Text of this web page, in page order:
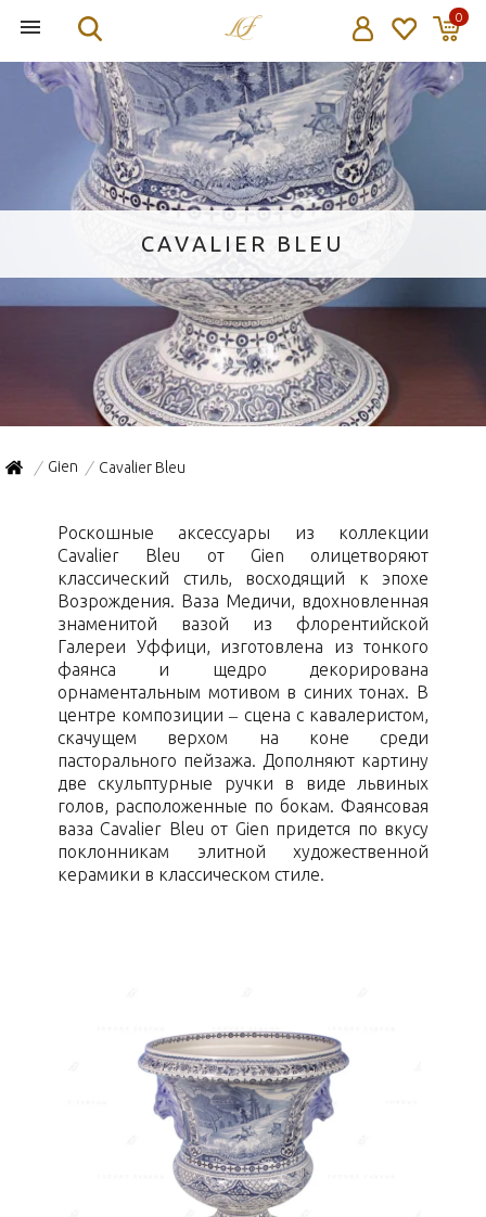
0
CAVALIER BLEU
/ Gien / Cavalier Bleu
Роскошные аксессуары из коллекции
Cavalier Bleu от Gien олицетворяют
классический стиль, восходящий к эпохе
Возрождения. Ваза Медичи, вдохновленная
знаменитой вазой из флорентийской
Галереи Уффици, изготовлена из тонкого
фаянса и щедро декорирована
орнаментальным мотивом в синих тонах. В
центре композиции – сцена с кавалеристом,
скачущем верхом на коне среди
пасторального пейзажа. Дополняют картину
две скульптурные ручки в виде львиных
голов, расположенные по бокам. Фаянсовая
ваза Cavalier Bleu от Gien придется по вкусу
поклонникам элитной художественной
керамики в классическом стиле.